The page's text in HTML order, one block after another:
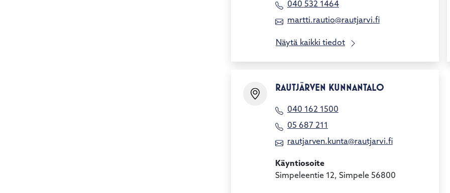
040 532 1464
martti.rautio@rautjarvi.fi
Näytä kaikki tiedot
RAUTJÄRVEN KUNNANTALO
040 162 1500
05 687 211
rautjarven.kunta@rautjarvi.fi
Käyntiosoite
Simpeleentie 12, Simpele 56800